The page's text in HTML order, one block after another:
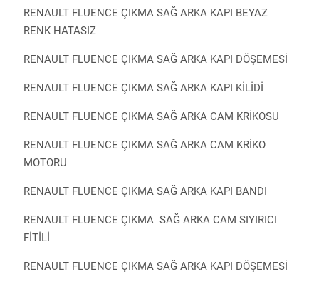
RENAULT FLUENCE ÇIKMA SAĞ ARKA KAPI BEYAZ
RENK HATASIZ
RENAULT FLUENCE ÇIKMA SAĞ ARKA KAPI DÖŞEMESİ
RENAULT FLUENCE ÇIKMA SAĞ ARKA KAPI KİLİDİ
RENAULT FLUENCE ÇIKMA SAĞ ARKA CAM KRİKOSU
RENAULT FLUENCE ÇIKMA SAĞ ARKA CAM KRİKO
MOTORU
RENAULT FLUENCE ÇIKMA SAĞ ARKA KAPI BANDI
RENAULT FLUENCE ÇIKMA SAĞ ARKA CAM SIYIRICI
FİTİLİ
RENAULT FLUENCE ÇIKMA SAĞ ARKA KAPI DÖŞEMESİ